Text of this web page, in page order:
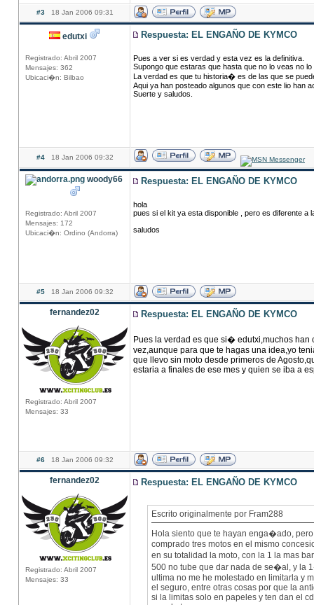
#3 18 Jan 2006 09:31
edutxi
Registrado: Abril 2007
Mensajes: 362
Ubicaci�n: Bilbao
Respuesta: EL ENGAÑO DE KYMCO
Pues a ver si es verdad y esta vez es la definitiva.
Supongo que estaras que hasta que no lo veas no
La verdad es que tu historia� es de las que se
Aqui ya han posteado algunos que con este lio han
Suerte y saludos.
#4 18 Jan 2006 09:32
woody66
Registrado: Abril 2007
Mensajes: 172
Ubicaci�n: Ordino (Andorra)
Respuesta: EL ENGAÑO DE KYMCO
hola
pues si el kit ya esta disponible , pero es diferente a
saludos
#5 18 Jan 2006 09:32
fernandez02
Registrado: Abril 2007
Mensajes: 33
Respuesta: EL ENGAÑO DE KYMCO
Pues la verdad es que si� edutxi,muchos han
vez,aunque para que te hagas una idea,yo
que llevo sin moto desde primeros de
estaria a finales de ese mes y quien se iba a
#6 18 Jan 2006 09:32
fernandez02
Registrado: Abril 2007
Mensajes: 33
Respuesta: EL ENGAÑO DE KYMCO
Escrito originalmente por Fram288
Hola siento que te hayan enga�ado,
comprado tres motos en el mismo
en su totalidad la moto, con la 1 la mas
500 no tube que dar nada de se�al, y la
ultima no me he molestado en limitarla y
el seguro, entre otras cosas por que la
si la limitas solo en papeles y ten dan el